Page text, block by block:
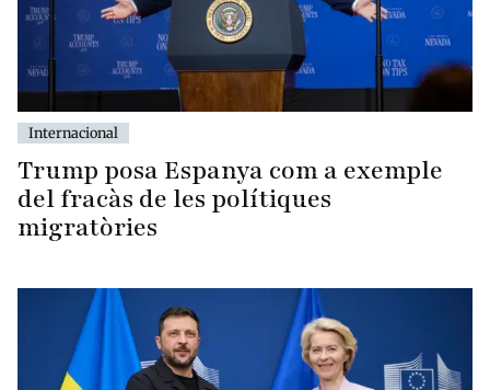
Internacional
Trump posa Espanya com a exemple
del fracàs de les polítiques
migratòries